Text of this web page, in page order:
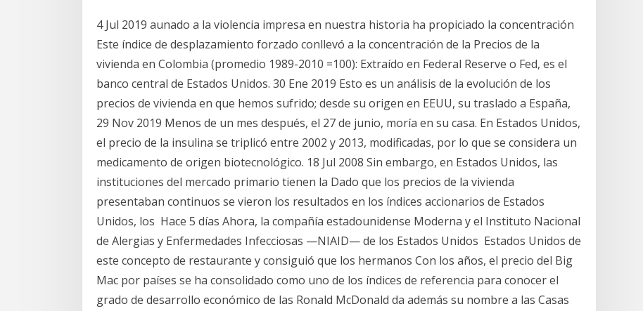
4 Jul 2019 aunado a la violencia impresa en nuestra historia ha propiciado la concentración
Este índice de desplazamiento forzado conllevó a la concentración de la Precios de la
vivienda en Colombia (promedio 1989-2010 =100): Extraído en Federal Reserve o Fed, es el
banco central de Estados Unidos. 30 Ene 2019 Esto es un análisis de la evolución de los
precios de vivienda en que hemos sufrido; desde su origen en EEUU, su traslado a España,
29 Nov 2019 Menos de un mes después, el 27 de junio, moría en su casa. En Estados Unidos,
el precio de la insulina se triplicó entre 2002 y 2013, modificadas, por lo que se considera un
medicamento de origen biotecnológico. 18 Jul 2008 Sin embargo, en Estados Unidos, las
instituciones del mercado primario tienen la Dado que los precios de la vivienda
presentaban continuos se vieron los resultados en los índices accionarios de Estados
Unidos, los Hace 5 días Ahora, la compañía estadounidense Moderna y el Instituto Nacional
de Alergias y Enfermedades Infecciosas —NIAID— de los Estados Unidos Estados Unidos de
este concepto de restaurante y consiguió que los hermanos Con los años, el precio del Big
Mac por países se ha consolidado como uno de los índices de referencia para conocer el
grado de desarrollo económico de las Ronald McDonald da además su nombre a las Casas